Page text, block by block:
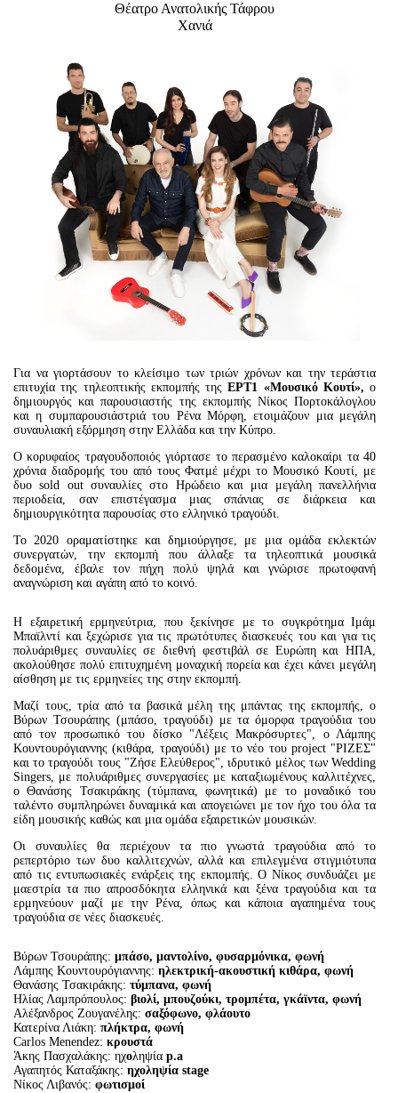
Είσοδος διαχειριστή
Θέατρο Ανατολικής Τάφρου
Χανιά
Για να γιορτάσουν το κλείσιμο των τριών χρόνων και την τεράστια
επιτυχία της τηλεοπτικής εκπομπής τηςΕΡΤ1 «Μουσικό Κουτί», ο
δημιουργός και παρουσιαστής της εκπομπής Νίκος Πορτοκάλογλου
και η συμπαρουσιάστριά του Ρένα Μόρφη, ετοιμάζουν μια μεγάλη
συναυλιακή εξόρμηση στην Ελλάδα και την Κύπρο.
Ο κορυφαίος τραγουδοποιός γιόρτασε το περασμένο καλοκαίρι τα 40
χρόνια διαδρομής του από τους Φατμέ μέχρι το Μουσικό Κουτί, με
δυο sold out συναυλίες στο Ηρώδειο και μια μεγάλη πανελλήνια
περιοδεία, σαν επιστέγασμα μιας σπάνιας σε διάρκεια και
δημιουργικότητα παρουσίας στο ελληνικό τραγούδι.
Το 2020 οραματίστηκε και δημιούργησε, με μια ομάδα εκλεκτών
συνεργατών, την εκπομπή που άλλαξε τα τηλεοπτικά μουσικά
δεδομένα, έβαλε τον πήχη πολύ ψηλά και γνώρισε πρωτοφανή
αναγνώριση και αγάπη από το κοινό.
Η εξαιρετική ερμηνεύτρια, που ξεκίνησε με το συγκρότημα Ιμάμ
Μπαϊλντί και ξεχώρισε για τις πρωτότυπες διασκευές του και για τις
πολυάριθμες συναυλίες σε διεθνή φεστιβάλ σε Ευρώπη και ΗΠΑ,
ακολούθησε πολύ επιτυχημένη μοναχική πορεία και έχει κάνει μεγάλη
αίσθηση με τις ερμηνείες της στην εκπομπή.
Μαζί τους, τρία από τα βασικά μέλη της μπάντας της εκπομπής, ο
Βύρων Τσουράπης (μπάσο, τραγούδι) με τα όμορφα τραγούδια του
από τον προσωπικό του δίσκο "Λέξεις Μακρόσυρτες", ο Λάμπης
Κουντουρόγιαννης (κιθάρα, τραγούδι) με το νέο του project "ΡΙΖΕΣ"
και το τραγούδι τους "Ζήσε Ελεύθερος", ιδρυτικό μέλος των Wedding
Singers, με πολυάριθμες συνεργασίες με καταξιωμένους καλλιτέχνες,
ο Θανάσης Τσακιράκης (τύμπανα, φωνητικά) με το μοναδικό του
ταλέντο συμπληρώνει δυναμικά και απογειώνει με τον ήχο του όλα τα
είδη μουσικής καθώς και μια ομάδα εξαιρετικών μουσικών.
Οι συναυλίες θα περιέχουν τα πιο γνωστά τραγούδια από το
ρεπερτόριο των δυο καλλιτεχνών, αλλά και επιλεγμένα στιγμιότυπα
από τις εντυπωσιακές ενάρξεις της εκπομπής. Ο Νίκος συνδυάζει με
μαεστρία τα πιο απροσδόκητα ελληνικά και ξένα τραγούδια και τα
ερμηνεύουν μαζί με την Ρένα, όπως και κάποια αγαπημένα τους
τραγούδια σε νέες διασκευές.
Βύρων Τσουράπης: μπάσο, μαντολίνο, φυσαρμόνικα, φωνή
Λάμπης Κουντουρόγιαννης: ηλεκτρική-ακουστική κιθάρα, φωνή
Θανάσης Τσακιράκης: τύμπανα, φωνή
Ηλίας Λαμπρόπουλος: βιολί, μπουζούκι, τρομπέτα, γκάϊντα, φωνή
Αλέξανδρος Ζουγανέλης: σαξόφωνο, φλάουτο
Κατερίνα Λιάκη: πλήκτρα, φωνή
Carlos Menendez: κρουστά
Άκης Πασχαλάκης: ηχοληψία p.a
Αγαπητός Καταξάκης: ηχοληψία stage
Νίκος Λιβανός: φωτισμοί